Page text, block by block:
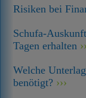
Risiken bei
Schufa-
Tagen erhalten
Welche
benötigt?